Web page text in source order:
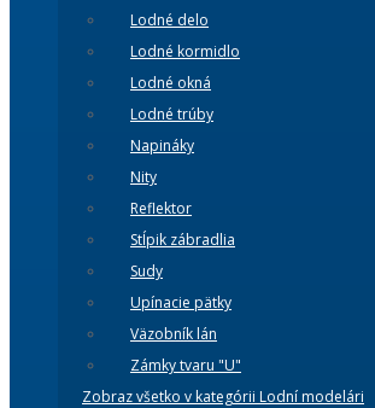
Lodné delo
Lodné kormidlo
Lodné okná
Lodné trúby
Napináky
Nity
Reflektor
Stĺpik zábradlia
Sudy
Upínacie pätky
Väzobník lán
Zámky tvaru "U"
Zobraz všetko v kategórii Lodní modelári